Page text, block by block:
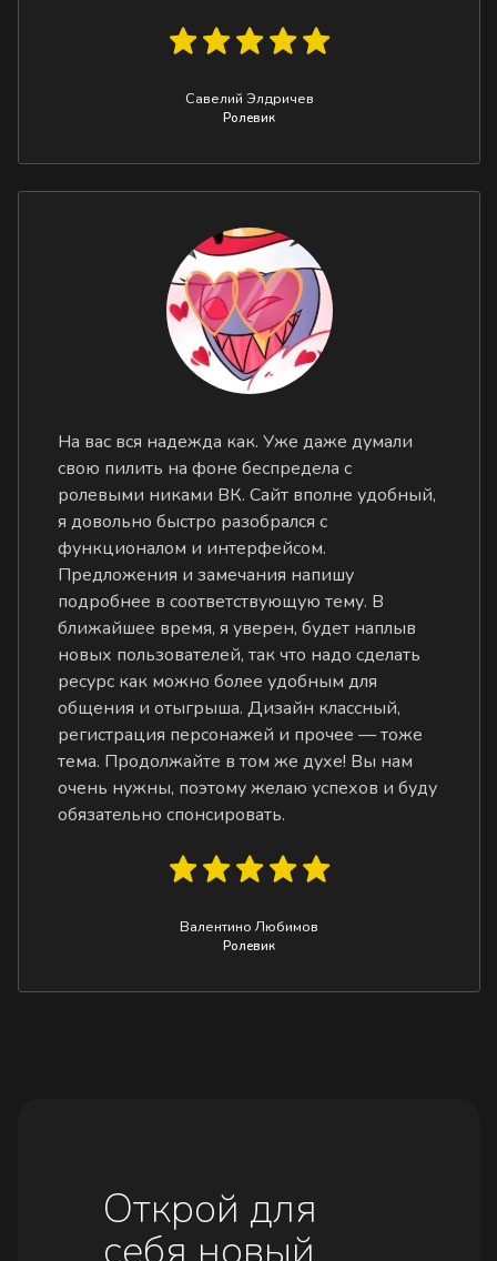
Савелий Элдричев
Ролевик
На вас вся надежда как. Уже даже думали
свою пилить на фоне беспредела с
ролевыми никами ВК. Сайт вполне удобный,
я довольно быстро разобрался с
функционалом и интерфейсом.
Предложения и замечания напишу
подробнее в соответствующую тему. В
ближайшее время, я уверен, будет наплыв
новых пользователей, так что надо сделать
ресурс как можно более удобным для
общения и отыгрыша. Дизайн классный,
регистрация персонажей и прочее — тоже
тема. Продолжайте в том же духе! Вы нам
очень нужны, поэтому желаю успехов и буду
обязательно спонсировать.
Валентино Любимов
Ролевик
Открой для